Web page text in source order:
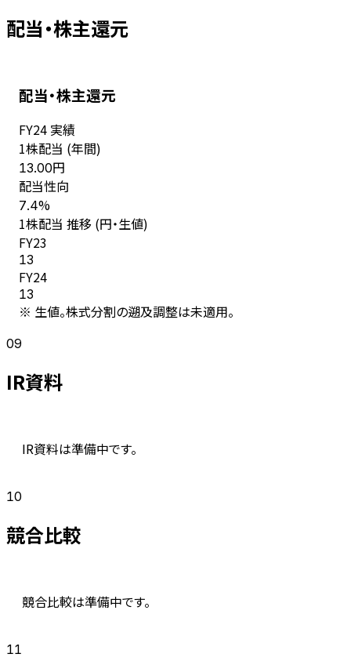
配当・株主還元
配当・株主還元
FY24 実績
1株配当 (年間)
13.00円
配当性向
7.4%
1株配当 推移 (円・生値)
FY23
13
FY24
13
※ 生値。株式分割の遡及調整は未適用。
09
IR資料
IR資料は準備中です。
10
競合比較
競合比較は準備中です。
11